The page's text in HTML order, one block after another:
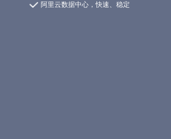
阿里云数据中心，快速、稳定